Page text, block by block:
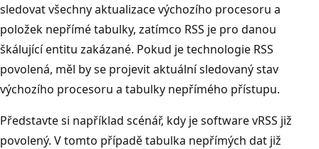
sledovat všechny aktualizace výchozího procesoru a
položek nepřímé tabulky, zatímco RSS je pro danou
škálující entitu zakázané. Pokud je technologie RSS
povolená, měl by se projevit aktuální sledovaný stav
výchozího procesoru a tabulky nepřímého přístupu.
Představte si například scénář, kdy je software vRSS již
povolený. V tomto případě tabulka nepřímých dat již